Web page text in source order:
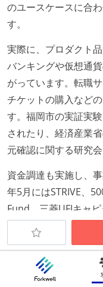
のユースケースに合
す。
実際に、プロダクト
バンキングや仮想通
がっています。転職
チケットの購入など
す。福岡市の実証実
されたり、経済産業
元確認に関する研究
資金調達も実施し、
年5月にはSTRIVE、
Fund、三菱UFJキャ
ンチャーキャピタル
ピタル・パートナー
by IGV(※)、三菱UFJ
ベンチャーキャピタ